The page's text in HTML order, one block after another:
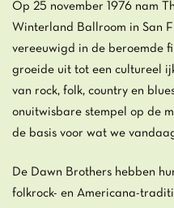
Op 25 november 1976 nam
Winterland Ballroom in San
vereeuwigd in de beroemde
groeide uit tot een cultureel
van rock, folk, country en
onuitwisbare stempel op de
de basis voor wat we
De Dawn Brothers hebben
folkrock- en Americana-